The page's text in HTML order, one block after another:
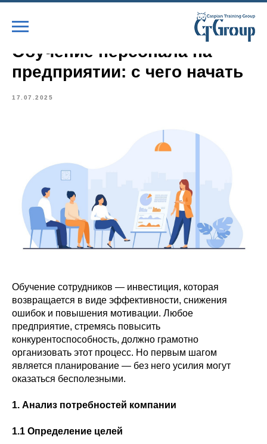
Обучение персонала на
предприятии: с чего начать
17.07.2025
Обучение сотрудников — инвестиция, которая
возвращается в виде эффективности, снижения
ошибок и повышения мотивации. Любое
предприятие, стремясь повысить
конкурентоспособность, должно грамотно
организовать этот процесс. Но первым шагом
является планирование — без него усилия могут
оказаться бесполезными.
1. Анализ потребностей компании
1.1 Определение целей